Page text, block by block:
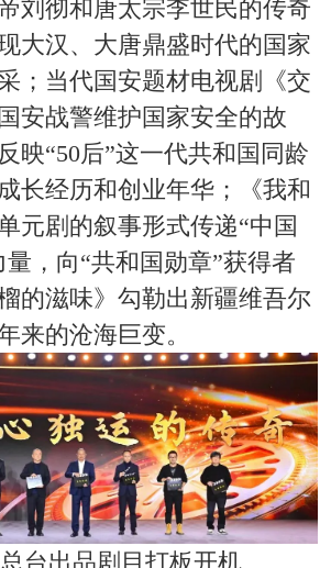
刘彻和唐太宗李世民的传奇
大汉、大唐鼎盛时代的国家
；当代国安题材电视剧《交
安战警维护国家安全的故
映“50后”这一代共和国同龄
长经历和创业年华；《我和
元剧的叙事形式传递“中国
，向“共和国勋章”获得者
的滋味》勾勒出新疆维吾尔
来的沧海巨变。
台出品剧目打板开机